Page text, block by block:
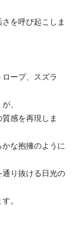
を呼び起こしま
ープ、スズラ
、
感を再現しま
な抱擁のように
り抜ける日光の
。